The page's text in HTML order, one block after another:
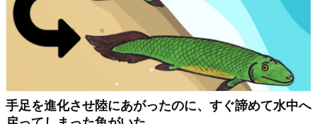
手足を進化させ陸にあがったのに、すぐ諦めて水中へ